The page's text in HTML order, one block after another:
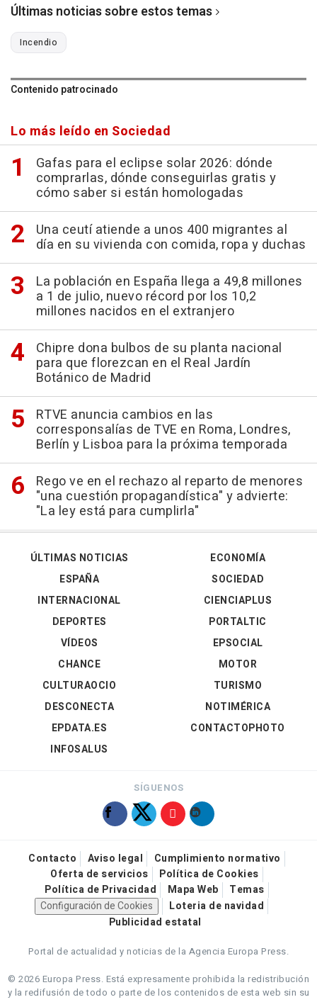
Últimas noticias sobre estos temas
Incendio
Contenido patrocinado
Lo más leído en Sociedad
Gafas para el eclipse solar 2026: dónde
comprarlas, dónde conseguirlas gratis y
cómo saber si están homologadas
Una ceutí atiende a unos 400 migrantes al
día en su vivienda con comida, ropa y duchas
La población en España llega a 49,8 millones
a 1 de julio, nuevo récord por los 10,2
millones nacidos en el extranjero
Chipre dona bulbos de su planta nacional
para que florezcan en el Real Jardín
Botánico de Madrid
RTVE anuncia cambios en las
corresponsalías de TVE en Roma, Londres,
Berlín y Lisboa para la próxima temporada
Rego ve en el rechazo al reparto de menores
"una cuestión propagandística" y advierte:
"La ley está para cumplirla"
ÚLTIMAS NOTICIAS
ESPAÑA
INTERNACIONAL
DEPORTES
VÍDEOS
ECONOMÍA
SOCIEDAD
CIENCIAPLUS
PORTALTIC
EPSOCIAL
CHANCE
CULTURAOCIO
DESCONECTA
EPDATA.ES
INFOSALUS
MOTOR
TURISMO
NOTIMÉRICA
CONTACTOPHOTO
SÍGUENOS
Contacto Aviso legal
Cumplimiento normativo
Oferta de servicios
Política de Cookies
Política de Privacidad
Mapa Web
Temas
Configuración de Cookies
Loteria de navidad
Publicidad estatal
Portal de actualidad y noticias de la Agencia Europa Press.
© 2026 Europa Press. Está expresamente prohibida la redistribución
y la redifusión de todo o parte de los contenidos de esta web sin su